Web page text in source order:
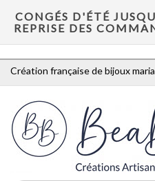
CONGÉS D'ÉTÉ
REPRISE DES
Création française de bijoux